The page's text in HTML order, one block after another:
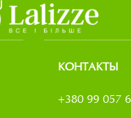
КОНТАКТЫ
+380 99 057